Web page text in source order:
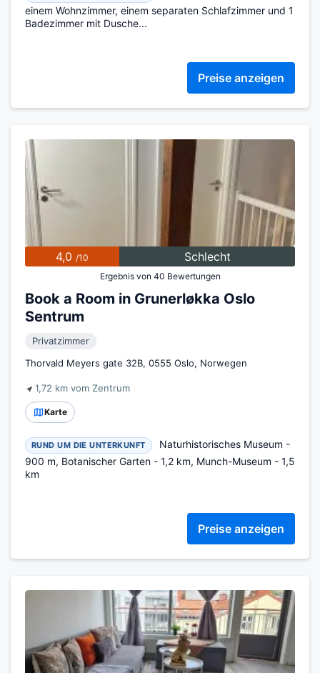
einem Wohnzimmer, einem separaten Schlafzimmer und 1
Badezimmer mit Dusche...
Preise anzeigen
4,0 /10 Schlecht
Ergebnis von 40 Bewertungen
Book a Room in Grunerløkka Oslo
Sentrum
Privatzimmer
Thorvald Meyers gate 32B, 0555 Oslo, Norwegen
1,72 km vom Zentrum
Karte
RUND UM DIE UNTERKUNFT
Naturhistorisches Museum -
900 m, Botanischer Garten - 1,2 km, Munch-Museum - 1,5
km
Preise anzeigen